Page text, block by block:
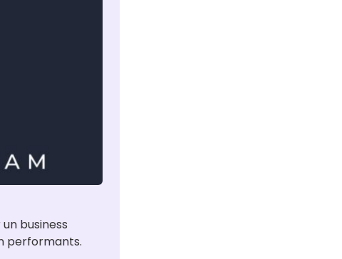
business
performants.